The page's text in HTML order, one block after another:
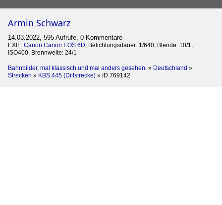
Armin Schwarz
14.03.2022, 595 Aufrufe, 0 Kommentare
EXIF: Canon Canon EOS 6D, Belichtungsdauer: 1/640, Blende: 10/1,
ISO400, Brennweite: 24/1
Bahnbilder, mal klassisch und mal anders gesehen. » Deutschland »
Strecken » KBS 445 (Dillstrecke) » ID 769142